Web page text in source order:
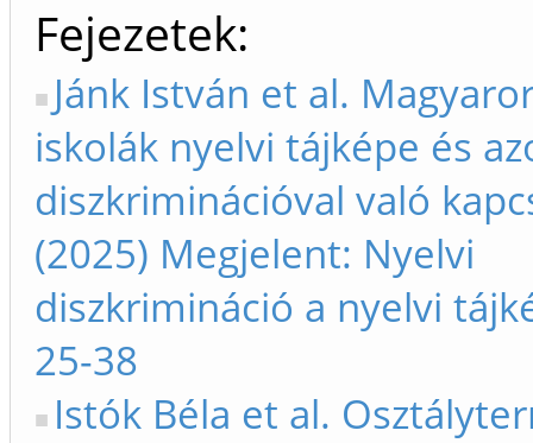
Fejezetek
Jánk István et al.
iskolák nyelvi tájképe és
diszkriminációval való
(2025) Megjelent: Nyelvi
diszkrimináció a nyelvi
25-38
Istók Béla et al.